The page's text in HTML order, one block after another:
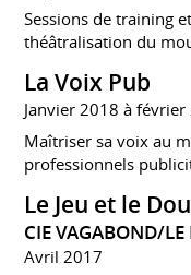
Sessions de training
théâtralisation du
La Voix Pub
Janvier 2018 à février
Maîtriser sa voix au
professionnels
Le Jeu et le
CIE VAGABOND/
Avril 2017